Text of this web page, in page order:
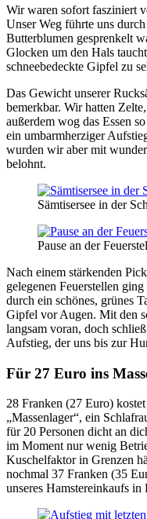
Wir waren sofort fasziniert
Unser Weg führte uns
Butterblumen gesprenkelt
Glocken um den Hals
schneebedeckte Gipfel zu
Das Gewicht unserer
bemerkbar. Wir hatten
außerdem wog das Essen
ein umbarmherziger
wurden wir aber mit
belohnt.
Sämtisersee in der
Pause an der
Nach einem stärkenden
gelegenen Feuerstellen
durch ein schönes, grünes
Gipfel vor Augen. Mit den
langsam voran, doch
Aufstieg, der uns bis zur
Für 27 Euro ins
28 Franken (27 Euro)
„Massenlager“, ein
für 20 Personen dicht an
im Moment nur wenig
Kuschelfaktor in Grenzen
nochmal 37 Franken (35
unseres Hamstereinkaufs